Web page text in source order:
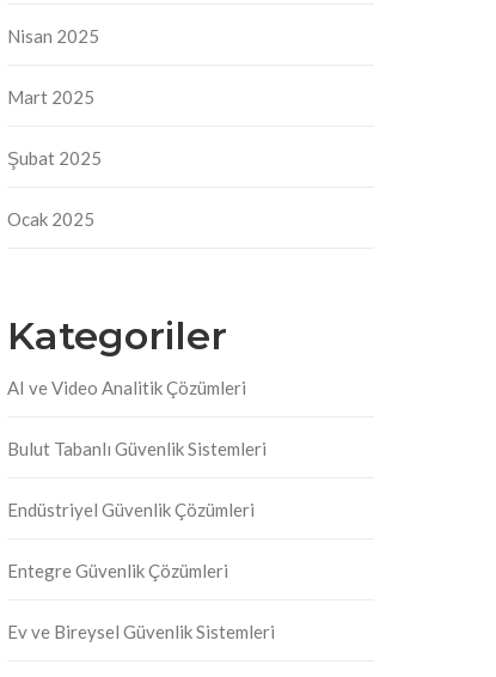
Nisan 2025
Mart 2025
Şubat 2025
Ocak 2025
Kategoriler
AI ve Video Analitik Çözümleri
Bulut Tabanlı Güvenlik Sistemleri
Endüstriyel Güvenlik Çözümleri
Entegre Güvenlik Çözümleri
Ev ve Bireysel Güvenlik Sistemleri